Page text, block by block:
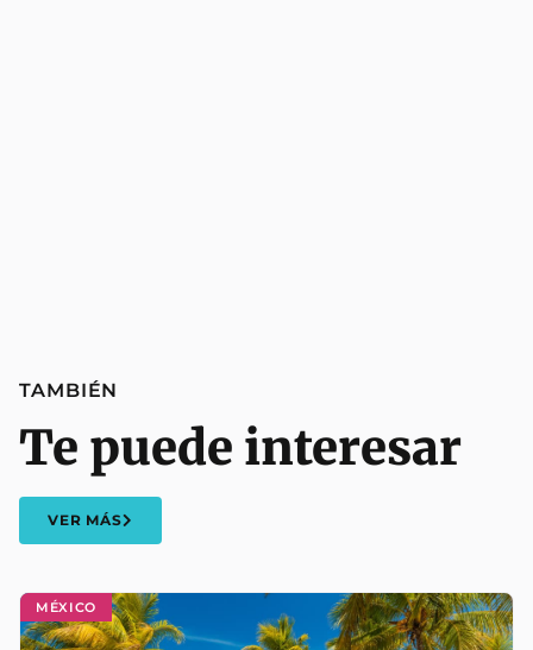
MÉXICO
TAMBIÉN
Te puede interesar
VER MÁS